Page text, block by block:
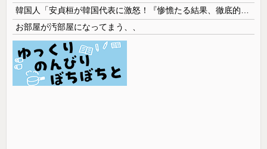
お部屋が汚部屋になってまう、、